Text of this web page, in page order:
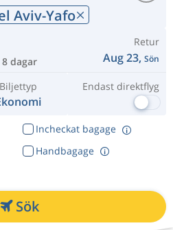
Aviv-Yafo
8 dagar
Retur
Aug 23, Sön
Biljettyp Endast direktflyg
Incheckat bagage
Handbagage
Sök